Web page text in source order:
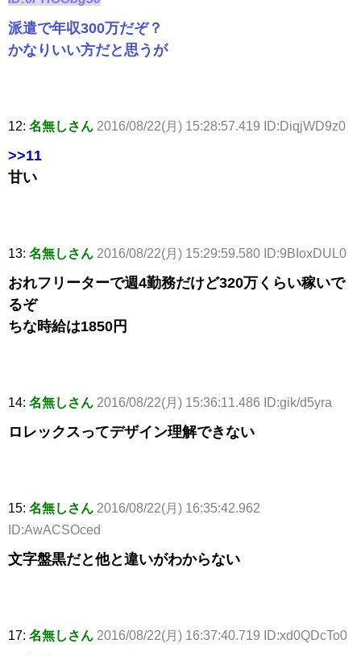
派遣で年収300万だぞ？
かなりいい方だと思うが
12: 名無しさん 2016/08/22(月) 15:28:57.419 ID:DiqjWD9z0
>>11
甘い
13: 名無しさん 2016/08/22(月) 15:29:59.580 ID:9BIoxDUL0
おれフリーターで週4勤務だけど320万くらい稼いで
るぞ
ちな時給は1850円
14: 名無しさん 2016/08/22(月) 15:36:11.486 ID:gik/d5yra
ロレックスってデザイン理解できない
15: 名無しさん 2016/08/22(月) 16:35:42.962
ID:AwACSOced
文字盤黒だと他と違いがわからない
17: 名無しさん 2016/08/22(月) 16:37:40.719 ID:xd0QDcTo0